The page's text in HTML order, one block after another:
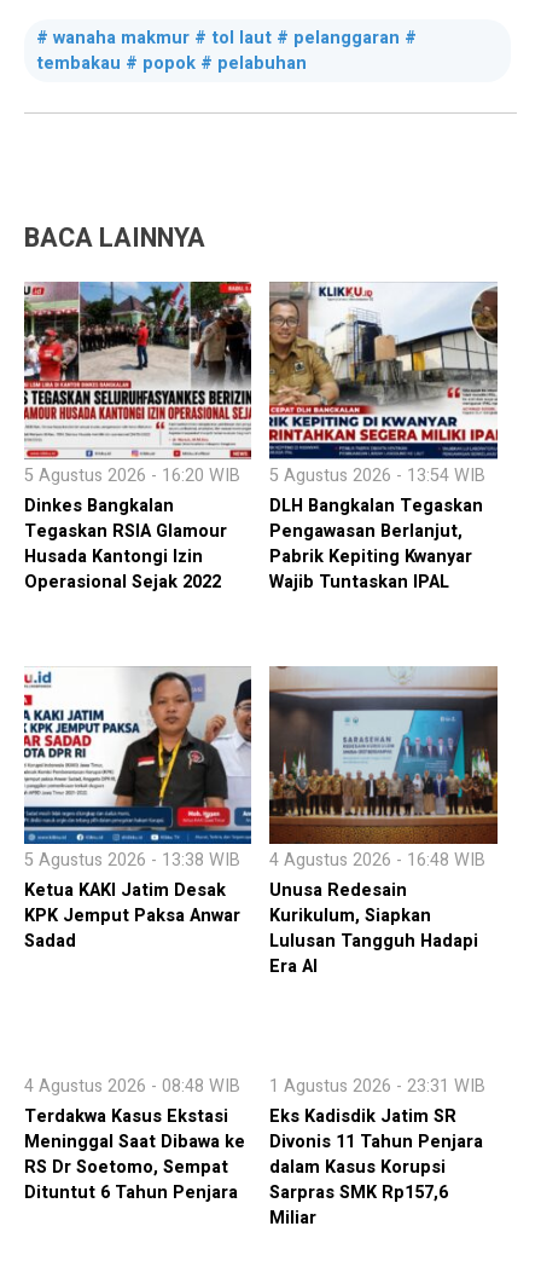
wanaha makmur # tol laut # pelanggaran #
tembakau # popok # pelabuhan
BACA LAINNYA
5 Agustus 2026 - 16:20 WIB
Dinkes Bangkalan
Tegaskan RSIA Glamour
Husada Kantongi Izin
Operasional Sejak 2022
5 Agustus 2026 - 13:54 WIB
DLH Bangkalan Tegaskan
Pengawasan Berlanjut,
Pabrik Kepiting Kwanyar
Wajib Tuntaskan IPAL
5 Agustus 2026 - 13:38 WIB
Ketua KAKI Jatim Desak
KPK Jemput Paksa Anwar
Sadad
4 Agustus 2026 - 16:48 WIB
Unusa Redesain
Kurikulum, Siapkan
Lulusan Tangguh Hadapi
Era AI
4 Agustus 2026 - 08:48 WIB
Terdakwa Kasus Ekstasi
Meninggal Saat Dibawa ke
RS Dr Soetomo, Sempat
Dituntut 6 Tahun Penjara
1 Agustus 2026 - 23:31 WIB
Eks Kadisdik Jatim SR
Divonis 11 Tahun Penjara
dalam Kasus Korupsi
Sarpras SMK Rp157,6
Miliar